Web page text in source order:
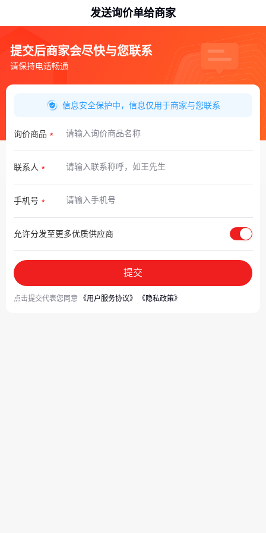
发送询价单给商家
提交后商家会尽快与您联系
请保持电话畅通
信息安全保护中，信息仅用于商家与您联系
询价商品
联系人
手机号
允许分发至更多优质供应商
提交
点击提交代表您同意 《用户服务协议》 《隐私政策》